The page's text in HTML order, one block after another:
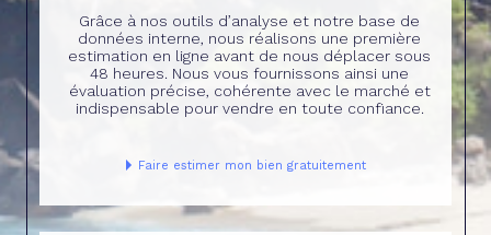
Grâce à nos outils d’analyse et notre base de
données interne, nous réalisons une première
estimation en ligne avant de nous déplacer sous
48 heures. Nous vous fournissons ainsi une
évaluation précise, cohérente avec le marché et
indispensable pour vendre en toute confiance.
Faire estimer mon bien gratuitement